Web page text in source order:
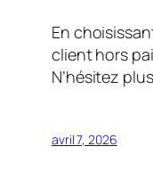
En
client hors
N’hésitez
avril 7, 2026